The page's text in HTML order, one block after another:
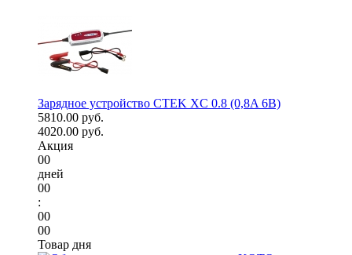
Зарядное устройство CTEK XC 0.8 (0,8A 6В)
5810.00 руб.
4020.00 руб.
Акция
00
дней
00
:
00
00
Товар дня